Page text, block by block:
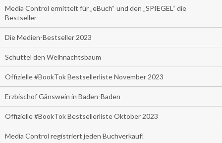
Media Control ermittelt für „eBuch“ und den „SPIEGEL“ die
Bestseller
Die Medien-Bestseller 2023
Schüttel den Weihnachtsbaum
Offizielle #BookTok Bestsellerliste November 2023
Erzbischof Gänswein in Baden-Baden
Offizielle #BookTok Bestsellerliste Oktober 2023
Media Control registriert jeden Buchverkauf!